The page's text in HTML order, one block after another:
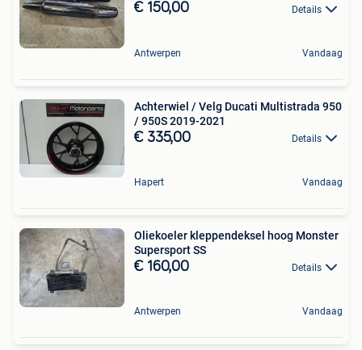
€ 150,00 Details
Antwerpen Vandaag
Achterwiel / Velg Ducati Multistrada 950
/ 950S 2019-2021
€ 335,00 Details
Hapert Vandaag
Oliekoeler kleppendeksel hoog Monster
Supersport SS
€ 160,00 Details
Antwerpen Vandaag